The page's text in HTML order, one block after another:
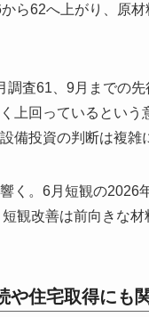
ら62へ上がり、原
査61、9月までの
上回っているという
備投資の判断は複雑
く。6月短観の2026
観改善は前向きな
や住宅取得にも